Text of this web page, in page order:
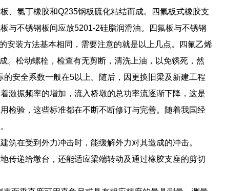
、氯丁橡胶和Q235钢板硫化粘结而成。四氟板式橡胶支
与不锈钢板间应放5201-2硅脂润滑油。四氟板与不锈钢
安装方法基本相同，需要注意的就是以上几点。四氟乙烯
。松动螺栓，检查有无剪断，清洗上油，以免锈死，然
安全系数一般在5以上。随后，因更换旧梁及新建工程
激振频率的增加，流入桥墩的总功率流逐渐下降，这是
检验，这些标准都在不断不断修订与完善。随着我国经
筑在受到外力冲击时，能缓解外力对其造成的冲击。
传递给墩台，还能适应梁端转动及通过橡胶支座的剪切